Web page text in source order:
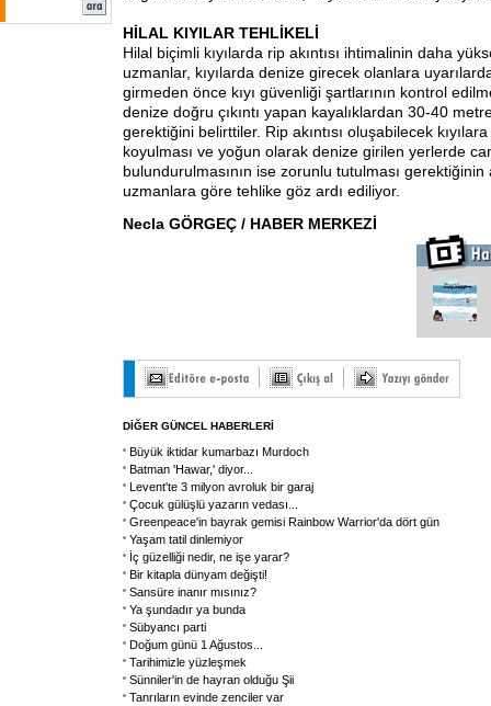
HİLAL KIYILAR TEHLİKELİ
Hilal biçimli kıyılarda rip akıntısı ihtimalinin daha
uzmanlar, kıyılarda denize girecek olanlara
girmeden önce kıyı güvenliği şartlarının kontrol
denize doğru çıkıntı yapan kayalıklardan 30-40
gerektiğini belirttiler. Rip akıntısı oluşabilecek kıyılara
koyulması ve yoğun olarak denize girilen yerlerde
bulundurulmasının ise zorunlu tutulması gerektiğinin
uzmanlara göre tehlike göz ardı ediliyor.
Necla GÖRGEÇ / HABER MERKEZİ
DİĞER GÜNCEL HABERLERİ
Büyük iktidar kumarbazı Murdoch
Batman 'Hawar,' diyor...
Levent'te 3 milyon avroluk bir garaj
Çocuk gülüşlü yazarın vedası...
Greenpeace'in bayrak gemisi Rainbow Warrior'da dört gün
Yaşam tatil dinlemiyor
İç güzelliği nedir, ne işe yarar?
Bir kitapla dünyam değişti!
Sansüre inanır mısınız?
Ya şundadır ya bunda
Sübyancı parti
Doğum günü 1 Ağustos...
Tarihimizle yüzleşmek
Sünniler'in de hayran olduğu Şii
Tanrıların evinde zenciler var